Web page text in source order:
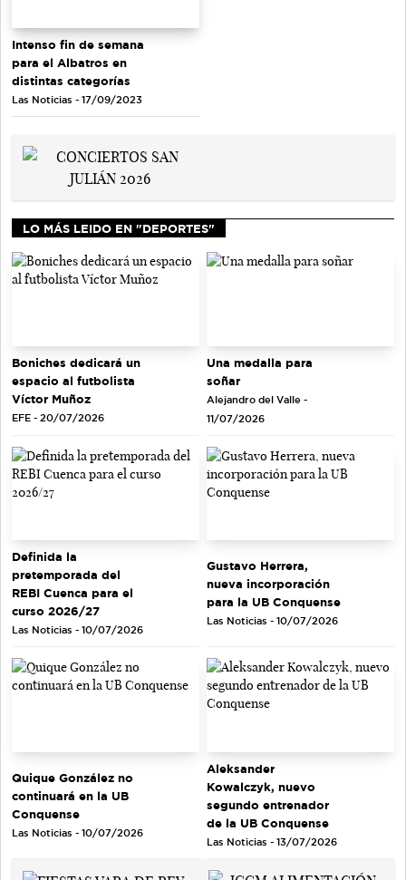
Intenso fin de semana
para el Albatros en
distintas categorías
Las Noticias - 17/09/2023
LO MÁS LEIDO EN "DEPORTES"
Boniches dedicará un
espacio al futbolista
Víctor Muñoz
EFE - 20/07/2026
Una medalla para
soñar
Alejandro del Valle -
11/07/2026
Definida la
pretemporada del
REBI Cuenca para el
curso 2026/27
Las Noticias - 10/07/2026
Gustavo Herrera,
nueva incorporación
para la UB Conquense
Las Noticias - 10/07/2026
Quique González no
continuará en la UB
Conquense
Las Noticias - 10/07/2026
Aleksander
Kowalczyk, nuevo
segundo entrenador
de la UB Conquense
Las Noticias - 13/07/2026